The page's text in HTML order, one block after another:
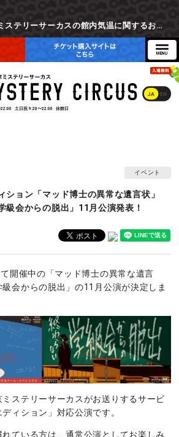
【重要】東京ミステリーサーカスの館内気温に関するお詫びとご参加辞退時の返金対応について
JA EN
土日祝 9:20〜22:00 休館日
イベント
ション「マッド博士の異常な遺言状」
級会からの脱出」11月公演発表！
開催中の「マッド博士の異常な遺言
会からの脱出」の11月公演が決定しま
ステリーサーカスがお送りするサービ
ィション」対応公演です。
ている方は、通常公演としてお楽しみ